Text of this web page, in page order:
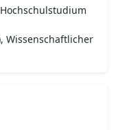
Wissenschaftlicher